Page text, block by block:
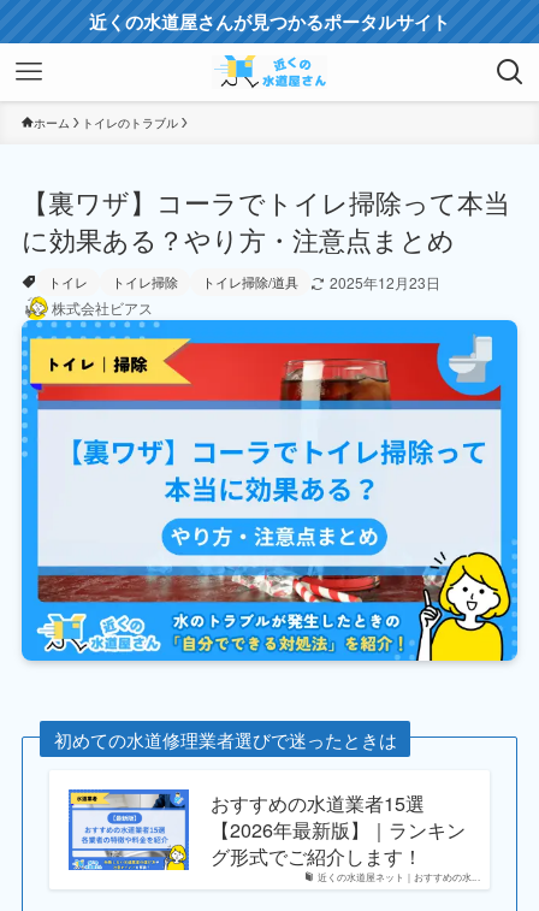
近くの水道屋さんが見つかるポータルサイト
ホーム トイレのトラブル
【裏ワザ】コーラでトイレ掃除って本当
に効果ある？やり方・注意点まとめ
トイレ トイレ掃除 トイレ掃除/道具
2025年12月23日
株式会社ビアス
初めての水道修理業者選びで迷ったときは
近くの水道屋ネット｜おすすめの水...
おすすめの水道業者15選
【2026年最新版】｜ランキン
グ形式でご紹介します！